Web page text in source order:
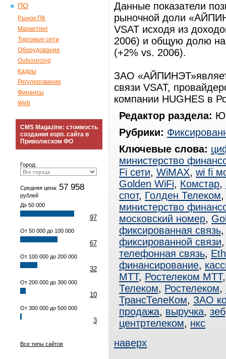
ПО
Рынок ПК
Маркетинг
Торговые сети
Оборудование
Outsourcing
Кадры
Регулирование
Финансы
Web
CMS Magazine: стоимость
создания корп. сайта в
Приволжском ФО
Город:
Средняя цена: 57 958
рублей
До 50 000
97
От 50 000 до 100 000
67
От 100 000 до 200 000
32
От 200 000 до 300 000
10
От 300 000 до 500 000
3
Все типы сайтов
Данные показатели
рыночной доли
VSAT исходя из
2006) и общую долю на
(+2% vs. 2006).
ЗАО
связи VSAT,
компании HUGHES в
Редактор раздела:
Рубрики:
Ключевые слова:
министерство
Fi сети, WiMAX, wi fi
Golden WiFi, Комстар,
спот, Голден Телеком
министерство
московский номер,
фиксированная связь
фиксированной связи
телефонная связь,
финансирование,
МТТ, Ростелеком МТТ
Телеком, Ростелеком,
ТрансТелеКом, ЗАО
продажа, выручка,
центртелеком, нкс
наверх